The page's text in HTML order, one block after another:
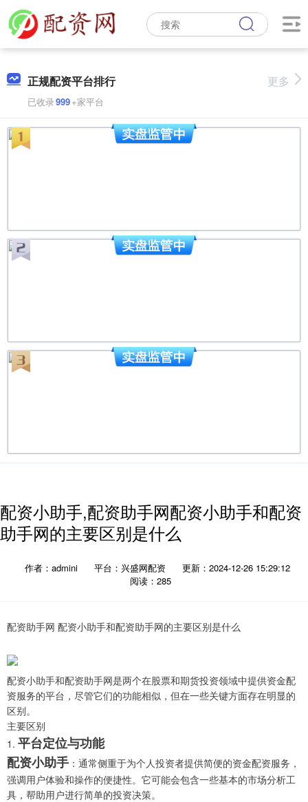
正规配资平台排行
已收录999+家平台
更多
配资小助手,配资助手网配资小助手和配资
助手网的主要区别是什么
作者：admini 平台：兴盛网配资
更新：2024-12-26 15:29:12
阅读：285
配资助手网 配资小助手和配资助手网的主要区别是什么
配资小助手和配资助手网是两个在股票和期货投资领域中提供资金配
资服务的平台，尽管它们的功能相似，但在一些关键方面存在明显的
区别。
主要区别
1. 平台定位与功能
配资小助手 ：通常侧重于为个人投资者提供简便的资金配资服务，
强调用户体验和操作的便捷性。它可能会包含一些基本的市场分析工
具，帮助用户进行简单的投资决策。